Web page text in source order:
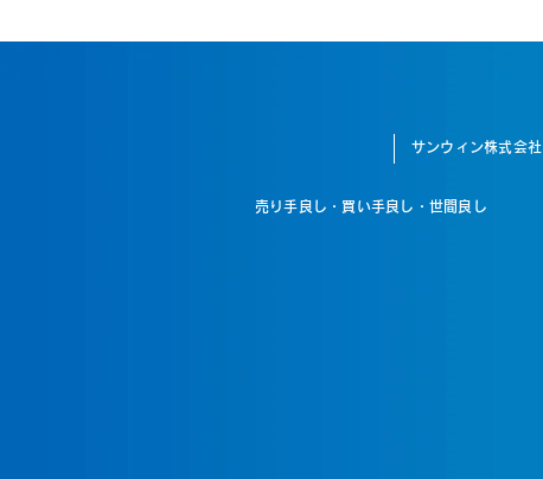
売り手良し・買い手良し・世間良し
サンウィン株式会社